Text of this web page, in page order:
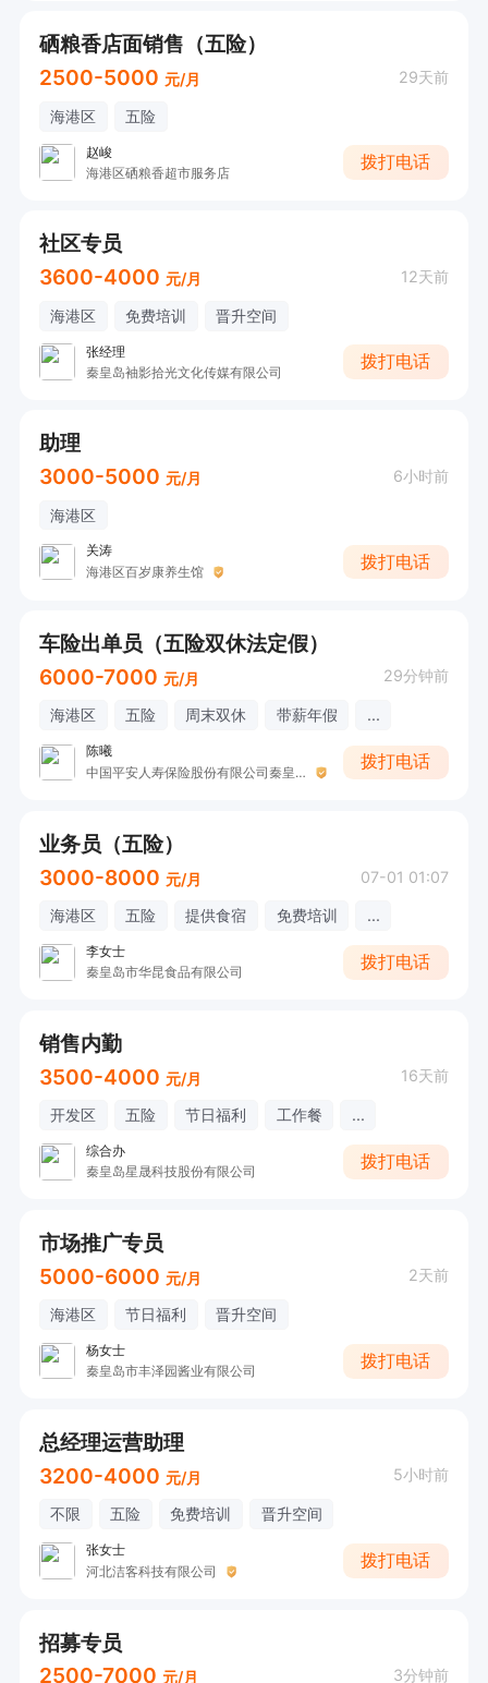
硒粮香店面销售（五险）
2500-5000 元/月 29天前
海港区 五险
赵峻
海港区硒粮香超市服务店
拨打电话
社区专员
3600-4000 元/月 12天前
海港区 免费培训 晋升空间
张经理
秦皇岛袖影拾光文化传媒有限公司
拨打电话
助理
3000-5000 元/月 6小时前
海港区
关涛
海港区百岁康养生馆
拨打电话
车险出单员（五险双休法定假）
6000-7000 元/月 29分钟前
海港区 五险 周末双休 带薪年假 ...
陈曦
中国平安人寿保险股份有限公司秦皇岛中心支公司
拨打电话
业务员（五险）
3000-8000 元/月 07-01 01:07
海港区 五险 提供食宿 免费培训 ...
李女士
秦皇岛市华昆食品有限公司
拨打电话
销售内勤
3500-4000 元/月 16天前
开发区 五险 节日福利 工作餐 ...
综合办
秦皇岛星晟科技股份有限公司
拨打电话
市场推广专员
5000-6000 元/月 2天前
海港区 节日福利 晋升空间
杨女士
秦皇岛市丰泽园酱业有限公司
拨打电话
总经理运营助理
3200-4000 元/月 5小时前
不限 五险 免费培训 晋升空间
张女士
河北洁客科技有限公司
拨打电话
招募专员
2500-7000 元/月 3分钟前